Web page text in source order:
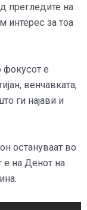
прегледите на
интерес за тоа
фокусот е
венчавката,
ги најави и
остануваат во
е на Денот на